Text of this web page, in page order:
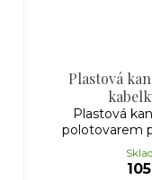
Plastová
Plastová
polotovarem